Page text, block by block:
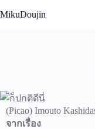
to
MikuDoujin
(Picao) Imouto
จากเรื่อง